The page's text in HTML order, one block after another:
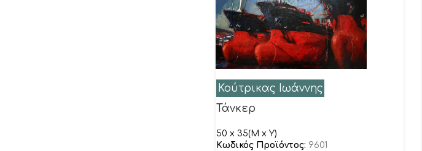
Κούτρικας Ιωάννης
Τάνκερ
50 x 35(M x Y)
Κωδικός Προϊόντος: 9601